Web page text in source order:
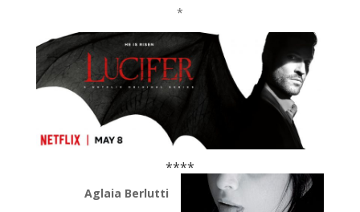
*
****
Aglaia Berlutti